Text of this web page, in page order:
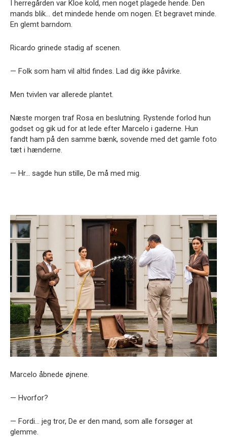
I herregården var Kloe kold, men noget plagede hende. Den
mands blik… det mindede hende om nogen. Et begravet minde.
En glemt barndom.
Ricardo grinede stadig af scenen.
— Folk som ham vil altid findes. Lad dig ikke påvirke.
Men tvivlen var allerede plantet.
Næste morgen traf Rosa en beslutning. Rystende forlod hun
godset og gik ud for at lede efter Marcelo i gaderne. Hun
fandt ham på den samme bænk, sovende med det gamle foto
tæt i hænderne.
— Hr… sagde hun stille, De må med mig.
Marcelo åbnede øjnene.
— Hvorfor?
— Fordi… jeg tror, De er den mand, som alle forsøger at
glemme.